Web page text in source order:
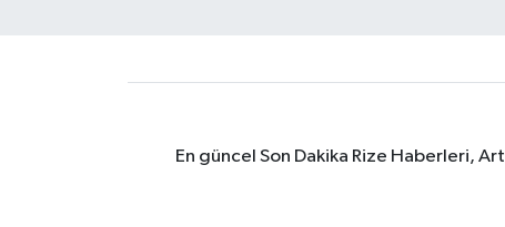
En güncel Son Dakika Rize Haberleri,